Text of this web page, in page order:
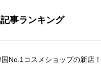
記事ランキング
国No.1コスメショップの新店！